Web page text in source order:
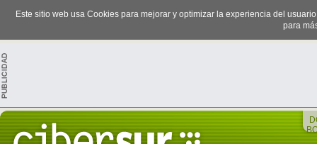
Este sitio web usa Cookies para mejorar y optimizar la experiencia del
para